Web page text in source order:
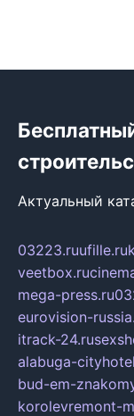
Актуальный
03223.ruufille.ru
veetbox.ru
mega-press.ru
eurovision-
itrack-24.ru
alabuga-
bud-em-
korolevremont-